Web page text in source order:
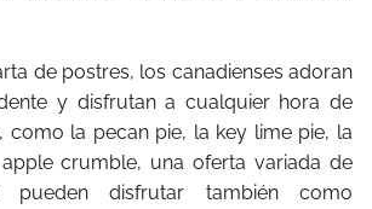
de postres, los canadienses adoran
y disfrutan a cualquier hora de
como la pecan pie, la key lime pie, la
crumble, una oferta variada de
disfrutar también como